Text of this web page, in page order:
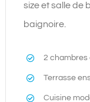
size et salle de
baignoire.
2 chambres
Terrasse
Cuisine